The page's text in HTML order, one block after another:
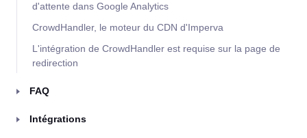
d'attente dans Google Analytics
CrowdHandler, le moteur du CDN d'Imperva
L'intégration de CrowdHandler est requise sur la page de
redirection
FAQ
Intégrations